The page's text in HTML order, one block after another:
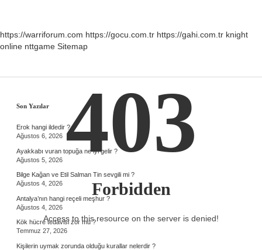
https://warriforum.com https://gocu.com.tr https://gahi.com.tr knight
online nttgame Sitemap
Sidebar
Son Yazılar
Erok hangi ildedir ?
Ağustos 6, 2026
Ayakkabı vuran topuğa ne iyi gelir ?
Ağustos 5, 2026
Bilge Kağan ve Etil Salman Tin sevgili mi ?
Ağustos 4, 2026
Antalya’nın hangi reçeli meşhur ?
Ağustos 4, 2026
Kök hücre tedavisi zor mu ?
Temmuz 27, 2026
Kişilerin uymak zorunda olduğu kurallar nelerdir ?
403
Forbidden
Access to this resource on the server is denied!